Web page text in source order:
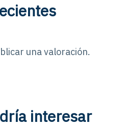
una valoración.
interesar